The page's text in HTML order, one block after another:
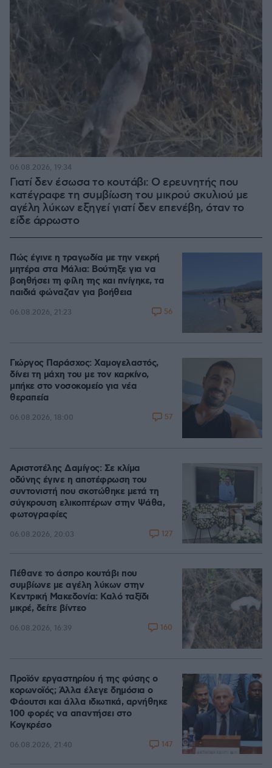
Γιατί δεν έσωσα το κουτάβι: Ο ερευνητής που
κατέγραφε τη συμβίωση του μικρού σκυλιού με
αγέλη λύκων εξηγεί γιατί δεν επενέβη, όταν το
είδε άρρωστο
06.08.2026, 19:34
Πώς έγινε η τραγωδία με την νεκρή
μητέρα στα Μάλια: Βούτηξε για να
βοηθήσει τη φίλη της και πνίγηκε, τα
παιδιά φώναζαν για βοήθεια
06.08.2026, 21:23 56
Γιώργος Παράσχος: Χαμογελαστός,
δίνει τη μάχη του με τον καρκίνο,
μπήκε στο νοσοκομείο για νέα
θεραπεία
06.08.2026, 18:00 57
Αριστοτέλης Δαμίγος: Σε κλίμα
οδύνης έγινε η αποτέφρωση του
συντονιστή που σκοτώθηκε μετά τη
σύγκρουση ελικοπτέρων στην Ψάθα,
φωτογραφίες
06.08.2026, 20:03 127
Πέθανε το άσπρο κουτάβι που
συμβίωνε με αγέλη λύκων στην
Κεντρική Μακεδονία: Καλό ταξίδι
μικρέ, δείτε βίντεο
06.08.2026, 16:39 160
Προϊόν εργαστηρίου ή της φύσης ο
κορωνοϊός; Άλλα έλεγε δημόσια ο
Φάουτσι και άλλα ιδιωτικά, αρνήθηκε
100 φορές να απαντήσει στο
Κογκρέσο
06.08.2026, 21:40 147